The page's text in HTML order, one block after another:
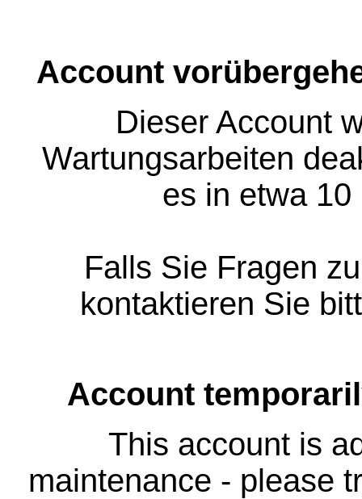
Account
Dieser Account
Wartungsarbeiten
es in etwa
Falls Sie Fragen
kontaktieren Sie
Account
This account is
maintenance - please